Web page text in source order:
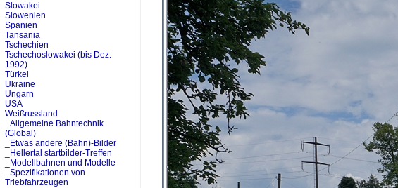
Slowakei
Slowenien
Spanien
Tansania
Tschechien
Tschechoslowakei (bis Dez.
1992)
Türkei
Ukraine
Ungarn
USA
Weißrussland
_Allgemeine Bahntechnik
(Global)
_Etwas andere (Bahn)-Bilder
_Hellertal startbilder-Treffen
_Modellbahnen und Modelle
_Spezifikationen von
Triebfahrzeugen